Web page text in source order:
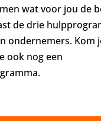
wat voor jou de
de drie
ondernemers. Kom
ook nog een